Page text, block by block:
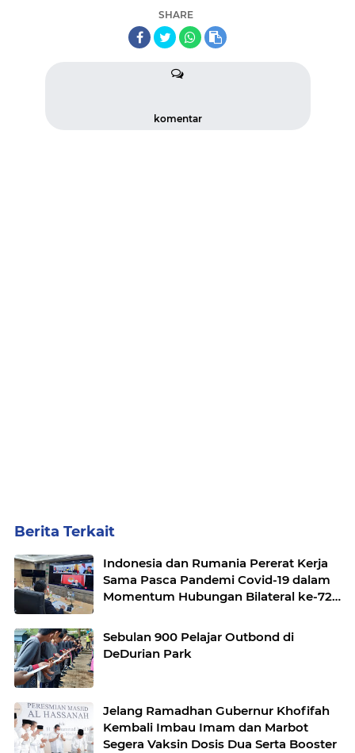
SHARE
komentar
Berita Terkait
Indonesia dan Rumania Pererat Kerja
Sama Pasca Pandemi Covid-19 dalam
Momentum Hubungan Bilateral ke-72
Sebulan 900 Pelajar Outbond di
DeDurian Park
Jelang Ramadhan Gubernur Khofifah
Kembali Imbau Imam dan Marbot
Segera Vaksin Dosis Dua Serta Booster